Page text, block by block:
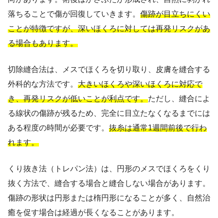
落ちることで傷が回復していきます。 傷跡が目立ちにくい
ことが特徴ですが、深いほくろに対しては再発リスクがあ
る場合もあります。
切除縫合法は、メスでほくろを切り取り、皮膚を縫合する
外科的な方法です。 大きいほくろや深いほくろに対応で
き、再発リスクが低いことが利点です。ただし、縫合によ
る線状の傷跡が残るため、完全に目立たなくなるまでには
ある程度の時間が必要です。 抜糸は通常1週間前後で行わ
れます。
くり抜き法（トレパン法）は、円形のメスでほくろをくり
抜く方法で、縫合する場合と縫合しない場合があります。
傷跡の形状は円形または楕円形になることが多く、自然治
癒を促す場合は経過が長くなることがあります。